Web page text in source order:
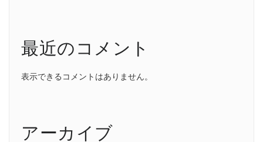
最近のコメント
表示できるコメントはありません。
アーカイブ